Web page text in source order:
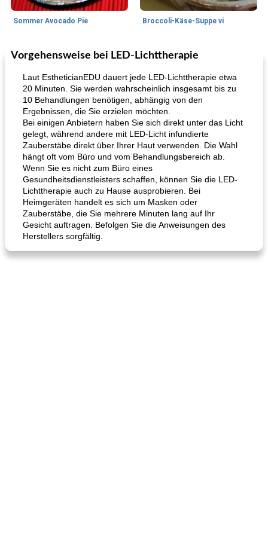
Sommer Avocado Pie Broccoli-Käse-Suppe vi
35 min
Kurs
Karamell-Brownie-Kuchen
Mittagessen / Snacks
Cilantro-Curry-Hühnersalat
Vorgehensweise bei LED-Lichttherapie
Laut EstheticianEDU dauert jede LED-Lichttherapie etwa
20 Minuten. Sie werden wahrscheinlich insgesamt bis zu
10 Behandlungen benötigen, abhängig von den
Ergebnissen, die Sie erzielen möchten.
Bei einigen Anbietern haben Sie sich direkt unter das Licht
gelegt, während andere mit LED-Licht infundierte
Zauberstäbe direkt über Ihrer Haut verwenden. Die Wahl
hängt oft vom Büro und vom Behandlungsbereich ab.
Wenn Sie es nicht zum Büro eines
Gesundheitsdienstleisters schaffen, können Sie die LED-
Lichttherapie auch zu Hause ausprobieren. Bei
Heimgeräten handelt es sich um Masken oder
Zauberstäbe, die Sie mehrere Minuten lang auf Ihr
Gesicht auftragen. Befolgen Sie die Anweisungen des
Herstellers sorgfältig.